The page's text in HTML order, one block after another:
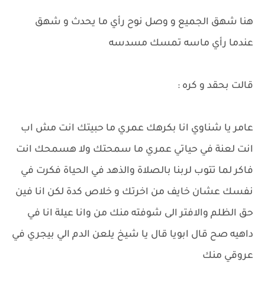
هنا شهق الجميع و وصل نوح رأي ما يحدث و شهق
عندما رأي ماسه تمسك مسدسه
قالت بحقد و كره :
عامر يا شناوي انا بكرهك عمري ما حبيتك انت مش اب
انت لعنة في حياتي عمري ما سمحتك ولا هسمحك انت
فاكر لما تتوب لربنا بالصلاة والذهد في الحياة فكرت في
نفسك عشان خايف من اخرتك و خلاص كدة لكن انا فين
حق الظلم والافتر الى شوفته منك من وانا عيلة انا في
داهيه صح قال ابويا قال يا شيخ يلعن الدم الي بيجري في
عروقي منك